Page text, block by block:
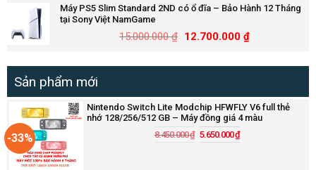
Máy PS5 Slim Standard 2ND có ổ đĩa – Bảo Hành 12 Tháng
tại Sony Việt NamGame
15.000.000₫ 12.700.000 ₫
Sản phẩm mới
-33%
Nintendo Switch Lite Modchip HFWFLY V6 full thẻ
nhớ 128/256/512 GB – Máy đồng giá 4 màu
8.450.000₫ 5.650.000₫